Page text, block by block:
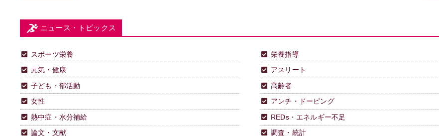
ニュース・トピックス
スポーツ栄養
栄養指導
元気・健康
アスリート
子ども・部活動
高齢者
女性
アンチ・ドーピング
熱中症・水分補給
REDs・エネルギー不足
論文・文献
調査・統計